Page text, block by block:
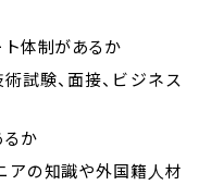
体制があるか
試験、面接、ビジネス
か
アの知識や外国籍人材